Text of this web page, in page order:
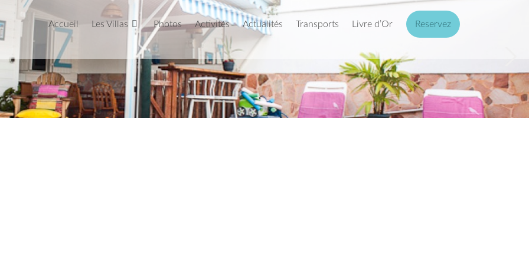
Accueil Les Villas Photos Activités Actualités Transports Livre d’Or Reservez
Next